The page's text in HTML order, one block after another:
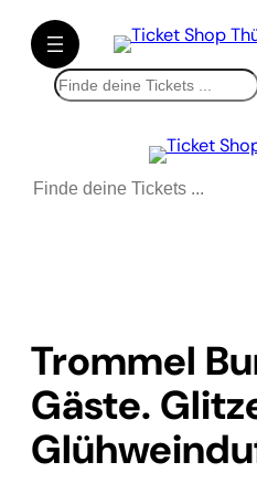
Suchen
Suchen
Trommel
Gäste.